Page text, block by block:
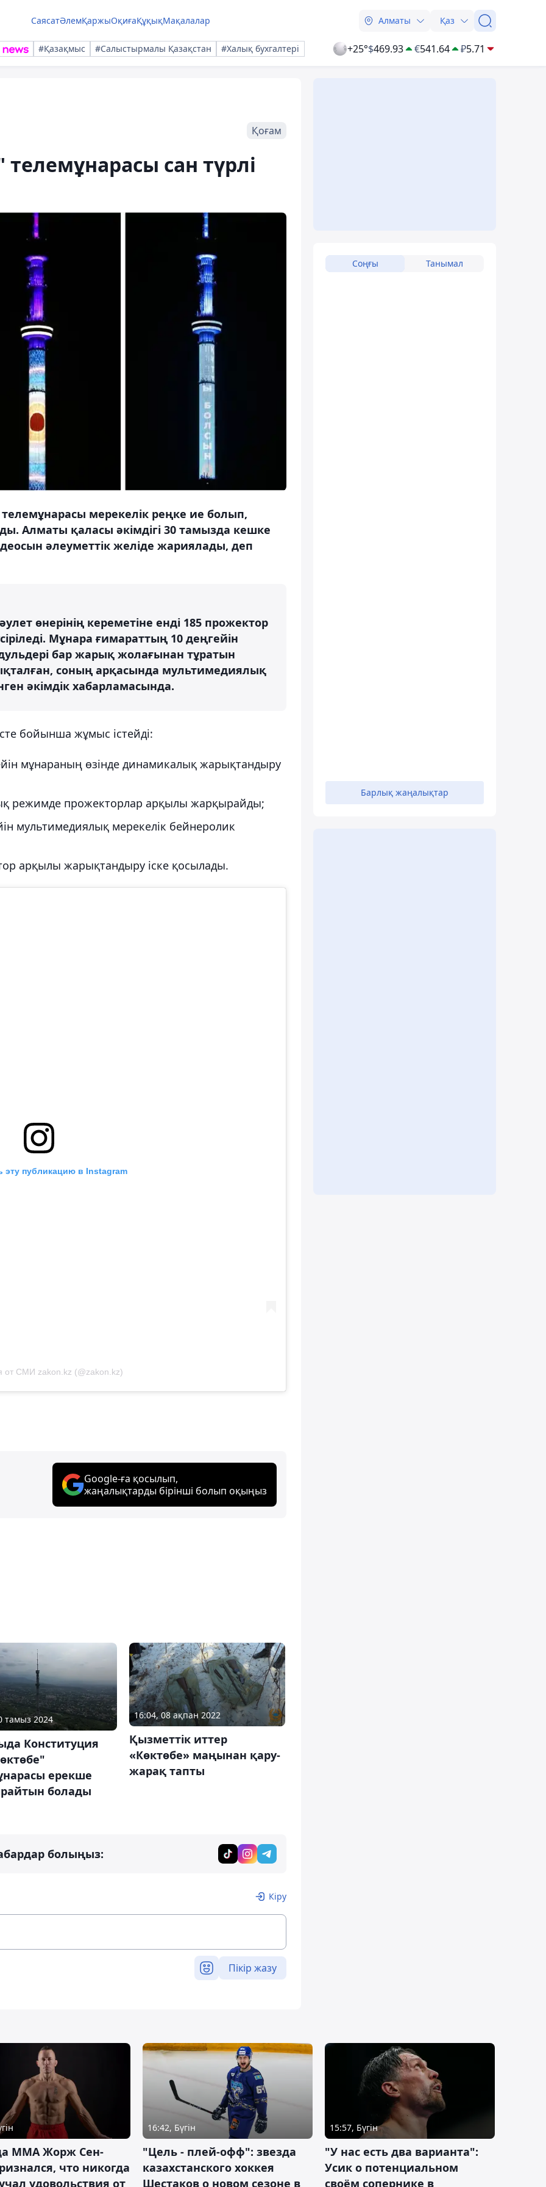
СаясатӘлемҚаржыОқиғаҚұқықМақалалар Алматы Қаз
#Қазақмыс #Салыстырмалы Қазақстан #Халық бухгалтері +25°$469.93 €541.64 ₽5.71
Қоғам
сан түрлі
мерекелік реңке ие болып,
Алматы қаласы әкімдігі 30 тамызда кешке
әлеуметтік желіде жариялады, деп
өнерінің кереметіне енді 185 прожектор
Мұнара ғимараттың 10 деңгейін
бар жарық жолағынан тұратын
соның арқасында мультимедиялық
әкімдік хабарламасында.
бойынша жұмыс істейді:
мұнараның өзінде динамикалық жарықтандыру
режимде прожекторлар арқылы жарқырайды;
мультимедиялық мерекелік бейнеролик
арқылы жарықтандыру іске қосылады.
эту публикацию в Instagram
от СМИ zakon.kz (@zakon.kz)
Google-ға қосылып,
жаңалықтарды бірінші болып оқыңыз
тамыз 2024
Конституция
ерекше
болады
16:04, 08 ақпан 2022
Қызметтік иттер
«Көктөбе» маңынан қару-
жарақ тапты
болыңыз:
Кіру
Пікір жазу
Соңғы Танымал
Барлық жаңалықтар
ММА Жорж Сен-
что никогда
удовольствия от
16:42, Бүгін
"Цель - плей-офф": звезда
казахстанского хоккея
Шестаков о новом сезоне в
15:57, Бүгін
"У нас есть два варианта":
Усик о потенциальном
своём сопернике в